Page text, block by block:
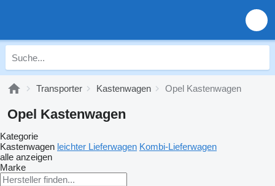
Transporter Kastenwagen Opel Kastenwagen
Opel Kastenwagen
Kategorie
Kastenwagen leichter Lieferwagen Kombi-Lieferwagen
alle anzeigen
Marke